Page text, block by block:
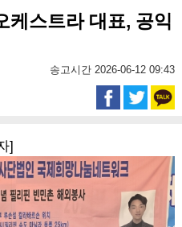
케스트라 대표, 공익
송고시간 2026-06-12 09:43
]